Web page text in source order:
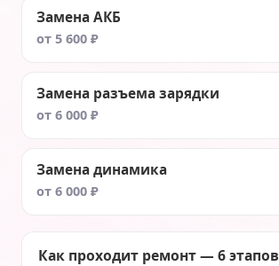
Замена АКБ
от 5 600 ₽
Замена разъема зарядки
от 6 000 ₽
Замена динамика
от 6 000 ₽
Как проходит ремонт — 6 этапов